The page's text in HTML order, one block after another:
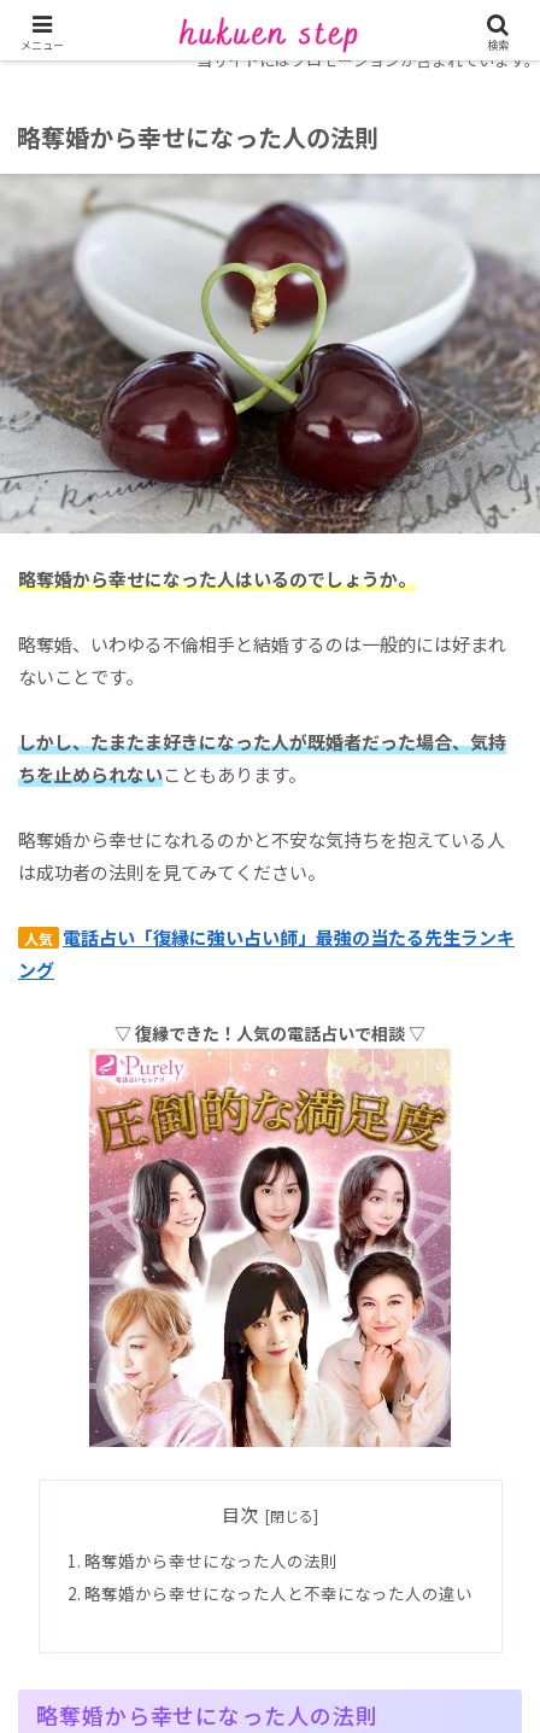
ホーム 復縁コラム
不倫・複雑愛の復縁
当サイトにはプロモーションが含まれています。
略奪婚から幸せになった人の法則
略奪婚から幸せになった人はいるのでしょうか。
略奪婚、いわゆる不倫相手と結婚するのは一般的には好まれ
ないことです。
しかし、たまたま好きになった人が既婚者だった場合、気持
ちを止められないこともあります。
略奪婚から幸せになれるのかと不安な気持ちを抱えている人
は成功者の法則を見てみてください。
人気 電話占い「復縁に強い占い師」最強の当たる先生ランキ
ング
▽ 復縁できた！人気の電話占いで相談 ▽
目次
略奪婚から幸せになった人の法則
略奪婚から幸せになった人と不幸になった人の違い
略奪婚から幸せになった人の法則
メニュー 検索